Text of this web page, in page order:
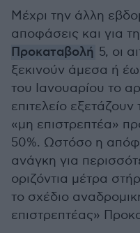
Μέχρι την άλλη
αποφάσεις και για
Προκαταβολή 5, οι
ξεκινούν άμεσα ή
του Ιανουαρίου το
επιτελείο
«μη επιστρεπτέα»
50%. Ωστόσο η
ανάγκη για
οριζόντια μέτρα
το σχέδιο
επιστρεπτέας»